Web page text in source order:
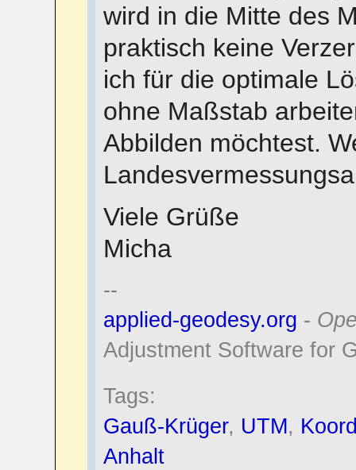
wird in die Mitte des
praktisch keine
ich für die optimale
ohne Maßstab
Abbilden möchtest.
Viele Grüße
Micha
--
applied-geodesy.org -
Adjustment Software for
Tags:
Gauß-Krüger, UTM,
Anhalt